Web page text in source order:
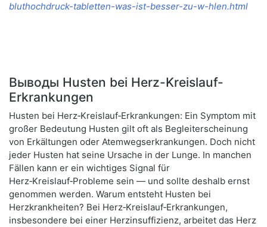
bluthochdruck-tabletten-was-ist-besser-zu-w-hlen.html
Выводы Husten bei Herz-Kreislauf-
Erkrankungen
Husten bei Herz‑Kreislauf‑Erkrankungen: Ein Symptom mit
großer Bedeutung Husten gilt oft als Begleiterscheinung
von Erkältungen oder Atemwegserkrankungen. Doch nicht
jeder Husten hat seine Ursache in der Lunge. In manchen
Fällen kann er ein wichtiges Signal für
Herz‑Kreislauf‑Probleme sein — und sollte deshalb ernst
genommen werden. Warum entsteht Husten bei
Herzkrankheiten? Bei Herz‑Kreislauf‑Erkrankungen,
insbesondere bei einer Herzinsuffizienz, arbeitet das Herz